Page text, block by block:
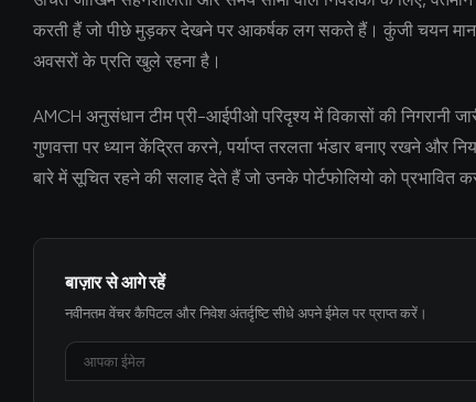
करती हैं जो पीछे मुड़कर देखने पर आकर्षक लग सकते हैं। कुंजी चयन
अवसरों के प्रति खुले रहना है।
AMCH अनुसंधान टीम प्री-आईपीओ परिदृश्य में विकासों की निगरानी
गुणवत्ता पर ध्यान केंद्रित करने, पर्याप्त तरलता भंडार बनाए रखने और
बारे में सूचित रहने की सलाह देते हैं जो उनके पोर्टफोलियो को प्रभावित
बाज़ार से आगे रहें
नवीनतम वेंचर कैपिटल और निवेश अंतर्दृष्टि सीधे अपने ईमेल पर प्राप्त करें।